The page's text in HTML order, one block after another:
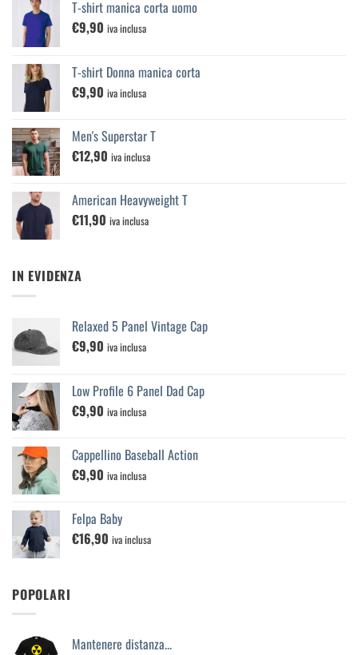
T-shirt manica corta uomo
€9,90 iva inclusa
T-shirt Donna manica corta
€9,90 iva inclusa
Men's Superstar T
€12,90 iva inclusa
American Heavyweight T
€11,90 iva inclusa
IN EVIDENZA
Relaxed 5 Panel Vintage Cap
€9,90 iva inclusa
Low Profile 6 Panel Dad Cap
€9,90 iva inclusa
Cappellino Baseball Action
€9,90 iva inclusa
Felpa Baby
€16,90 iva inclusa
POPOLARI
Mantenere distanza...